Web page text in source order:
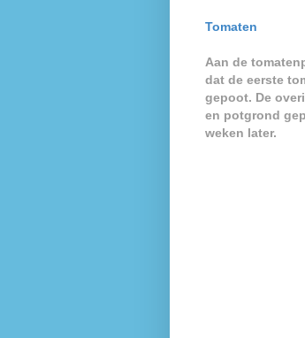
Tomaten
Aan de
dat de eerste
gepoot. De
en potgrond
weken later.